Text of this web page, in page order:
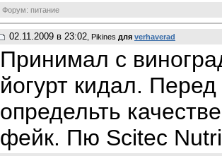
Форум: питание
02.11.2009 в 23:02 , Pikines для verhaverad
Принимал с
йогурт кидал.
определьть
фейк. Пю Scitec